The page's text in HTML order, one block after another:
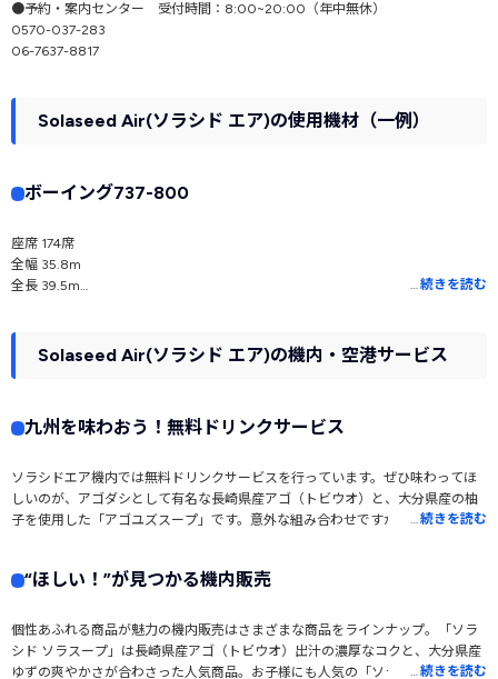
オトク情報はメールマガジンで
オトク情報やキャンペーン情報をメールマガジンでゲット！
また、会員限定のキャンペーンの参加案内などもあります。
トラベリストで航空券を購入した場合は、ご搭乗の2日後以降、6ヵ月以内に
「マイル事後登録」の手続きを行ってください。ソラシドエアの公式サイトか
ら「会員ログイン」を行い、「マイル事後登録」ボタンから手続きが可能で
●予約・案内センター 受付時間：8:00~20:00（年中無休）
0570-037-283
06-7637-8817
Solaseed Air(ソラシド エア)の使用機材（一例）
ボーイング737-800
座席 174席
全幅 35.8m
全長 39.5m
航続距離 3,700km
…続きを読む
Solaseed Air(ソラシド エア)の機内・空港サービス
九州を味わおう！無料ドリンクサービス
ソラシドエア機内では無料ドリンクサービスを行っています。ぜひ味わってほ
しいのが、アゴダシとして有名な長崎県産アゴ（トビウオ）と、大分県産の柚
子を使用した「アゴユズスープ」です。意外な組み合わせですが、アゴの上品
レンドコーヒーなど、旅を彩る素敵なドリンクを楽しめます。
…続きを読む
“ほしい！”が見つかる機内販売
個性あふれる商品が魅力の機内販売はさまざまな商品をラインナップ。「ソラ
シド ソラスープ」は長崎県産アゴ（トビウオ）出汁の濃厚なコクと、大分県産
ゆずの爽やかさが合わさった人気商品。お子様にも人気の「ソラシド レインボ
…続きを読む